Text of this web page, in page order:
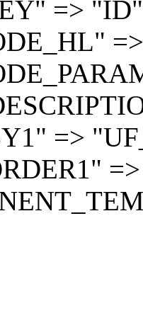
=>
=>
=>